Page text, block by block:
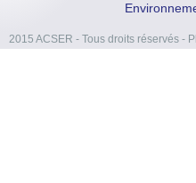
2015 ACSER - Tous droits réservés -